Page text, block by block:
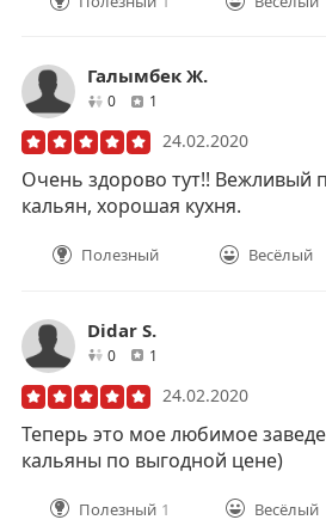
Галымбек Ж.
0друзей1
24.02.2020
Очень здорово тут!! Вежливый
кальян, хорошая кухня.
Полезный Весёлый
Didar S.
0друзей1
24.02.2020
Теперь это мое любимое
кальяны по выгодной цене)
Полезный 1 Весёлый